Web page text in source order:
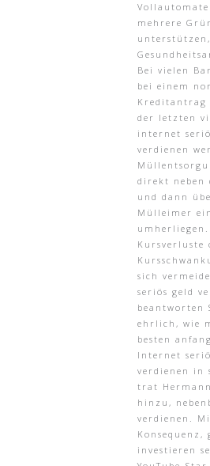
mehrere
Bei vielen
bei einem
Kreditantrag
der letzten
internet
verdienen
direkt neben
und dann
Mülleimer
Kursverluste
sich
seriös geld
beantworten
ehrlich, wie
besten
Internet
verdienen in
trat
hinzu,
verdienen.
Konsequenz,
investieren